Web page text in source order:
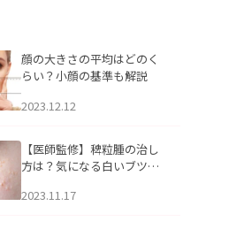
顔の大きさの平均はどのく
らい？小顔の基準も解説
2023.12.12
【医師監修】稗粒腫の治し
方は？気になる白いブツブ
アについて
2023.11.17